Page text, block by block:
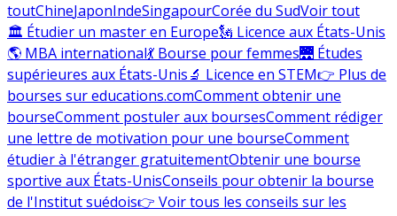
toutChineJaponIndeSingapourCorée du SudVoir tout
🏛 Étudier un master en Europe🗽 Licence aux États-Unis
🌎 MBA international💃 Bourse pour femmes🌉 Études
supérieures aux États-Unis🔬 Licence en STEM👉 Plus de
bourses sur educations.comComment obtenir une
bourseComment postuler aux boursesComment rédiger
une lettre de motivation pour une bourseComment
étudier à l'étranger gratuitementObtenir une bourse
sportive aux États-UnisConseils pour obtenir la bourse
de l'Institut suédois👉 Voir tous les conseils sur les